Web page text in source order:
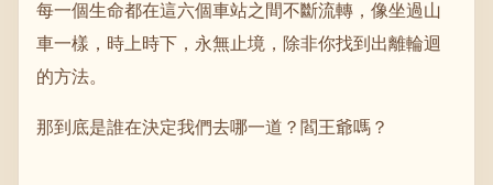
每一個生命都在這六個車站之間不斷流轉，像坐過山
車一樣，時上時下，永無止境，除非你找到出離輪迴
的方法。
那到底是誰在決定我們去哪一道？閻王爺嗎？